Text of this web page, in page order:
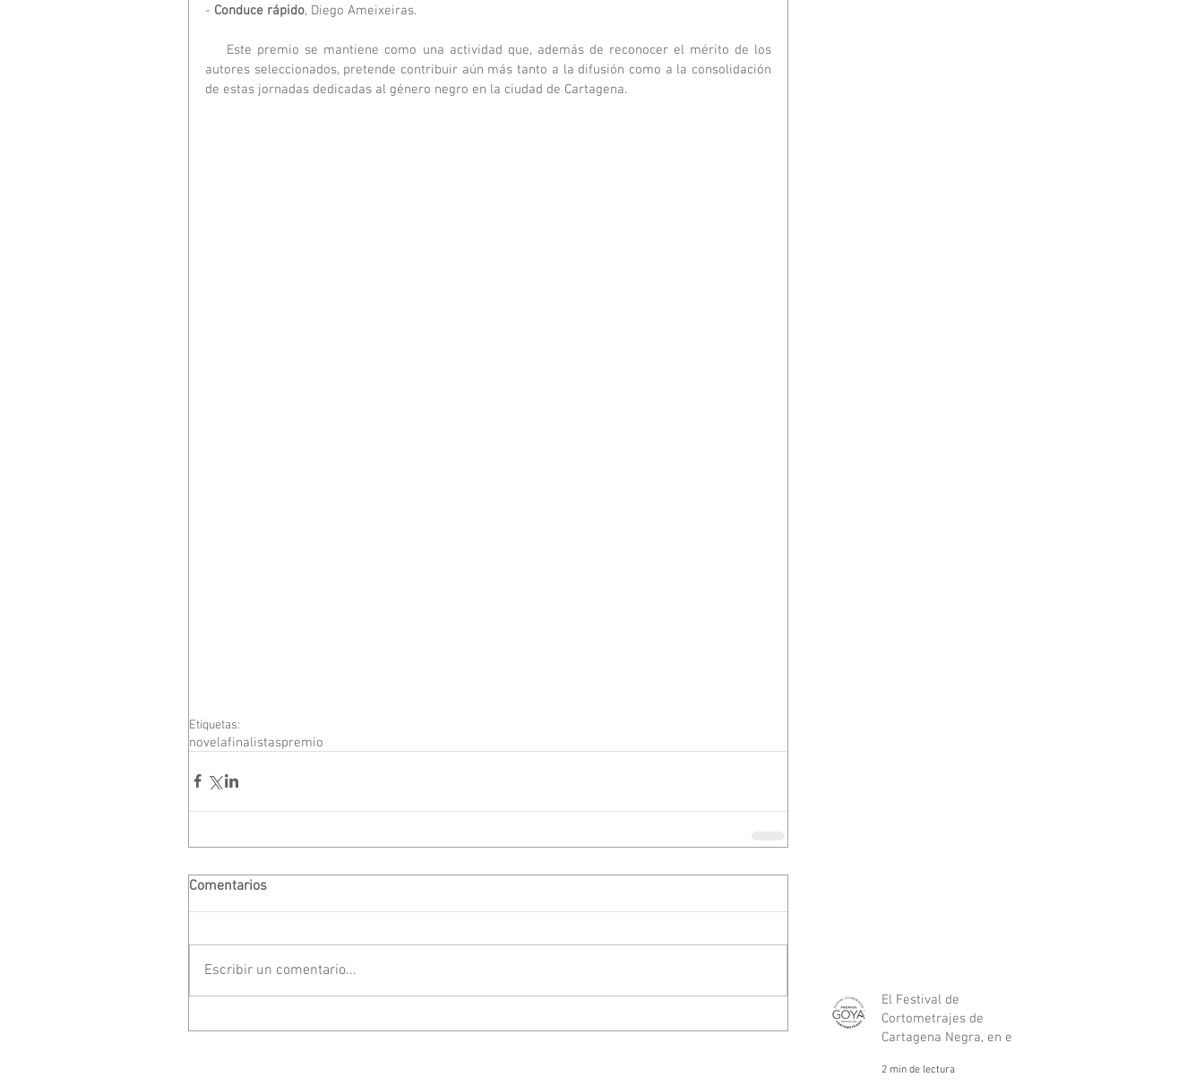
- Conduce rápido, Diego Ameixeiras.
autores seleccionados, pretende contribuir aún más tanto a la difusión como a la consolidación
de estas jornadas dedicadas al género negro en la ciudad de Cartagena.
Etiquetas:
novelafinalistaspremio
Comentarios
Escribir un comentario...
El Festival de
Cortometrajes de
Cartagena Negra, en el
festivales nacionales de
2 min de lectura